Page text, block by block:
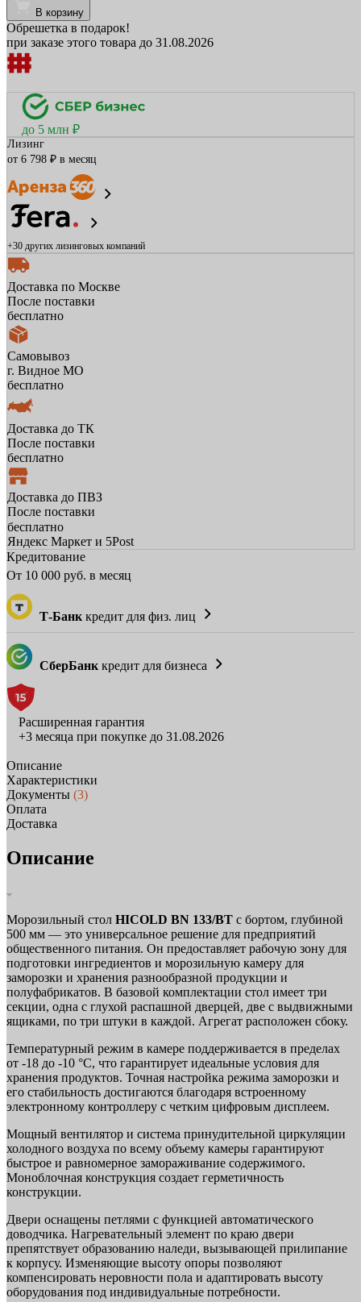
В корзину
Обрешетка в подарок!
при заказе этого товара до 31.08.2026
до 5 млн ₽
Лизинг
от 6 798 ₽ в месяц
+30 других лизинговых компаний
Доставка по Москве
После поставки
бесплатно
Самовывоз
г. Видное МО
бесплатно
Доставка до ТК
После поставки
бесплатно
Доставка до ПВЗ
После поставки
бесплатно
Яндекс Маркет и 5Post
Кредитование
От 10 000 руб. в месяц
Т-Банк кредит для физ. лиц
СберБанк кредит для бизнеса
Расширенная гарантия
+3 месяца при покупке до 31.08.2026
Описание
Характеристики
Документы (3)
Оплата
Доставка
Описание
Морозильный стол HICOLD BN 133/BT с бортом, глубиной
500 мм — это универсальное решение для предприятий
общественного питания. Он предоставляет рабочую зону для
подготовки ингредиентов и морозильную камеру для
заморозки и хранения разнообразной продукции и
полуфабрикатов. В базовой комплектации стол имеет три
секции, одна с глухой распашной дверцей, две с выдвижными
ящиками, по три штуки в каждой. Агрегат расположен сбоку.
Температурный режим в камере поддерживается в пределах
от -18 до -10 °C, что гарантирует идеальные условия для
хранения продуктов. Точная настройка режима заморозки и
его стабильность достигаются благодаря встроенному
электронному контроллеру с четким цифровым дисплеем.
Мощный вентилятор и система принудительной циркуляции
холодного воздуха по всему объему камеры гарантируют
быстрое и равномерное замораживание содержимого.
Моноблочная конструкция создает герметичность
конструкции.
Двери оснащены петлями с функцией автоматического
доводчика. Нагревательный элемент по краю двери
препятствует образованию наледи, вызывающей прилипание
к корпусу. Изменяющие высоту опоры позволяют
компенсировать неровности пола и адаптировать высоту
оборудования под индивидуальные потребности.